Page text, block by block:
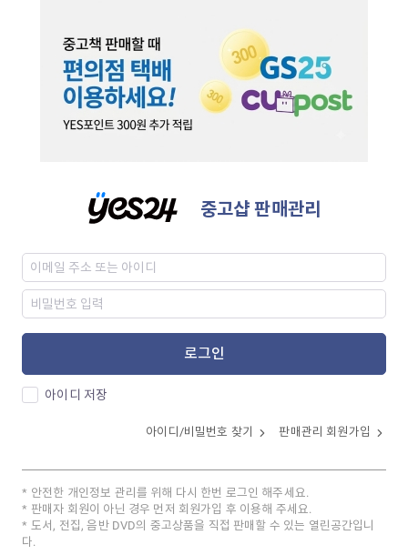
중고샵 판매관리
로그인
아이디 저장
아이디/비밀번호 찾기 판매관리 회원가입
안전한 개인정보 관리를 위해 다시 한번 로그인 해주세요.
판매자 회원이 아닌 경우 먼저 회원가입 후 이용해 주세요.
도서, 전집, 음반 DVD의 중고상품을 직접 판매할 수 있는 열린공간입니
다.